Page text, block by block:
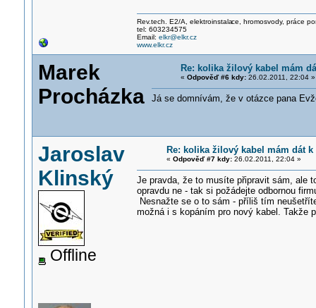
Rev.tech. E2/A, elektroinstalace, hromosvody, práce
tel: 603234575
Email: elkr@elkr.cz
www.elkr.cz
Marek
Procházka
Re: kolika žilový kabel mám
« Odpověď #6 kdy:26.02.2011, 22:04 »
Já se domnívám, že v otázce pana
Jaroslav
Klinský
Offline
Re: kolika žilový kabel mám dát
« Odpověď #7 kdy:26.02.2011, 22:04 »
Je pravda, že to musíte připravit sám, ale
opravdu ne - tak si požádejte odbornou
Nesnažte se o to sám - příliš tím
možná i s kopáním pro nový kabel. Takže